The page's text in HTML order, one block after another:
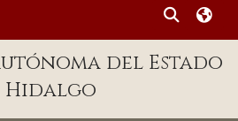
del Estado
Hidalgo